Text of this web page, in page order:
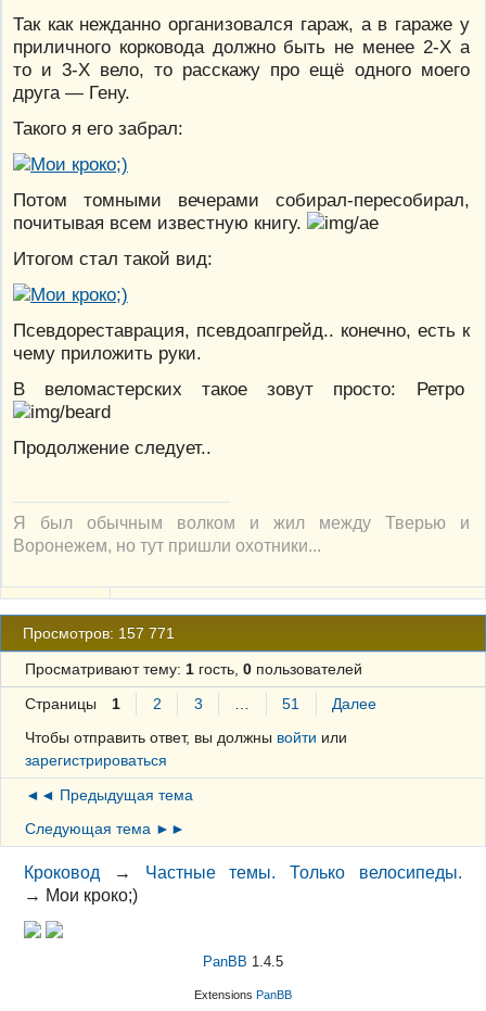
Так как нежданно организовался гараж, а в гараже у
приличного корковода должно быть не менее 2-Х а
то и 3-Х вело, то расскажу про ещё одного моего
друга — Гену.
Такого я его забрал:
Потом томными вечерами собирал-пересобирал,
почитывая всем известную книгу.
Итогом стал такой вид:
Псевдореставрация, псевдоапгрейд.. конечно, есть к
чему приложить руки.
В веломастерских такое зовут просто: Ретро
Продолжение следует..
Я был обычным волком и жил между Тверью и
Воронежем, но тут пришли охотники...
Просмотров: 157 771
Просматривают тему: 1гость, 0пользователей
Страницы 1 2 3 51
Далее
Чтобы отправить ответ, вы должны войти или
зарегистрироваться
◄◄ Предыдущая тема
Следующая тема ►►
Кроковод → Частные темы. Только велосипеды.
→ Мои кроко;)
PanBB 1.4.5
Extensions PanBB